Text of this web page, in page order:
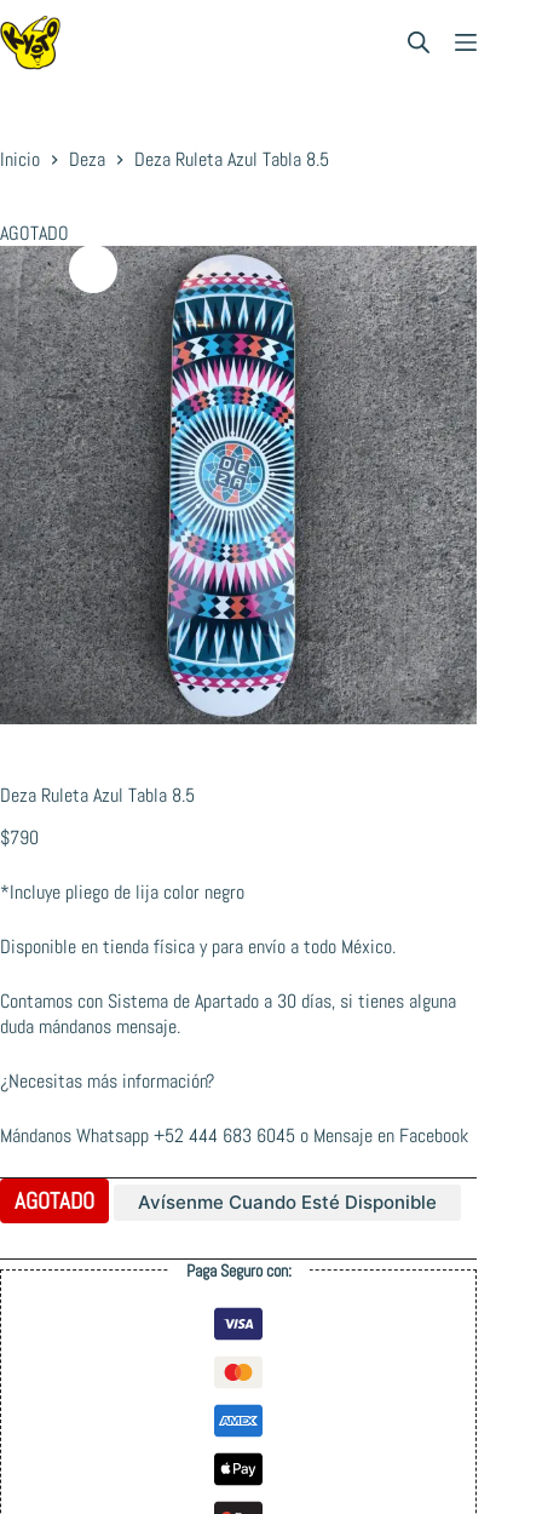
Saltar
al
contenido
Inicio Deza Deza Ruleta Azul Tabla 8.5
AGOTADO
Deza Ruleta Azul Tabla 8.5
$790
*Incluye pliego de lija color negro
Disponible en tienda física y para envío a todo México.
Contamos con Sistema de Apartado a 30 días, si tienes alguna
duda mándanos mensaje.
¿Necesitas más información?
Mándanos Whatsapp+52 444 683 6045 o Mensaje en Facebook
AGOTADO Avísenme Cuando Esté Disponible
Paga Seguro con: